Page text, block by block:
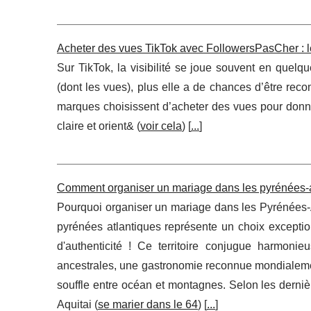
Acheter des vues TikTok avec FollowersPasCher :
Sur TikTok, la visibilité se joue souvent en
(dont les vues), plus elle a de chances d’être
marques choisissent d’acheter des vues pour
claire et orient& (voir cela) [...]
Comment organiser un mariage dans les
Pourquoi organiser un mariage dans les
pyrénées atlantiques représente un choix
d'authenticité ! Ce territoire conjugue
ancestrales, une gastronomie reconnue
souffle entre océan et montagnes. Selon les
Aquitai (se marier dans le 64) [...]